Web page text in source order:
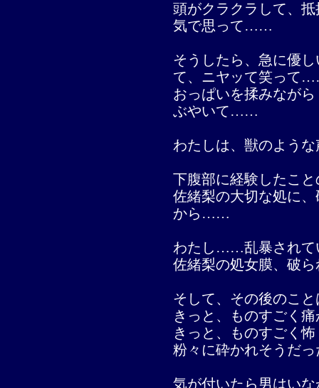
頭がクラクラして、
気で思って……
そうしたら、急に優
て、ニヤッて笑って
おっぱいを揉みなが
ぶやいて……
わたしは、獣のよう
下腹部に経験したこ
佐緒梨の大切な処に
から……
わたし……乱暴されて
佐緒梨の処女膜、破
そして、その後のこ
きっと、ものすごく
きっと、ものすごく
粉々に砕かれそうだ
気が付いたら男はい